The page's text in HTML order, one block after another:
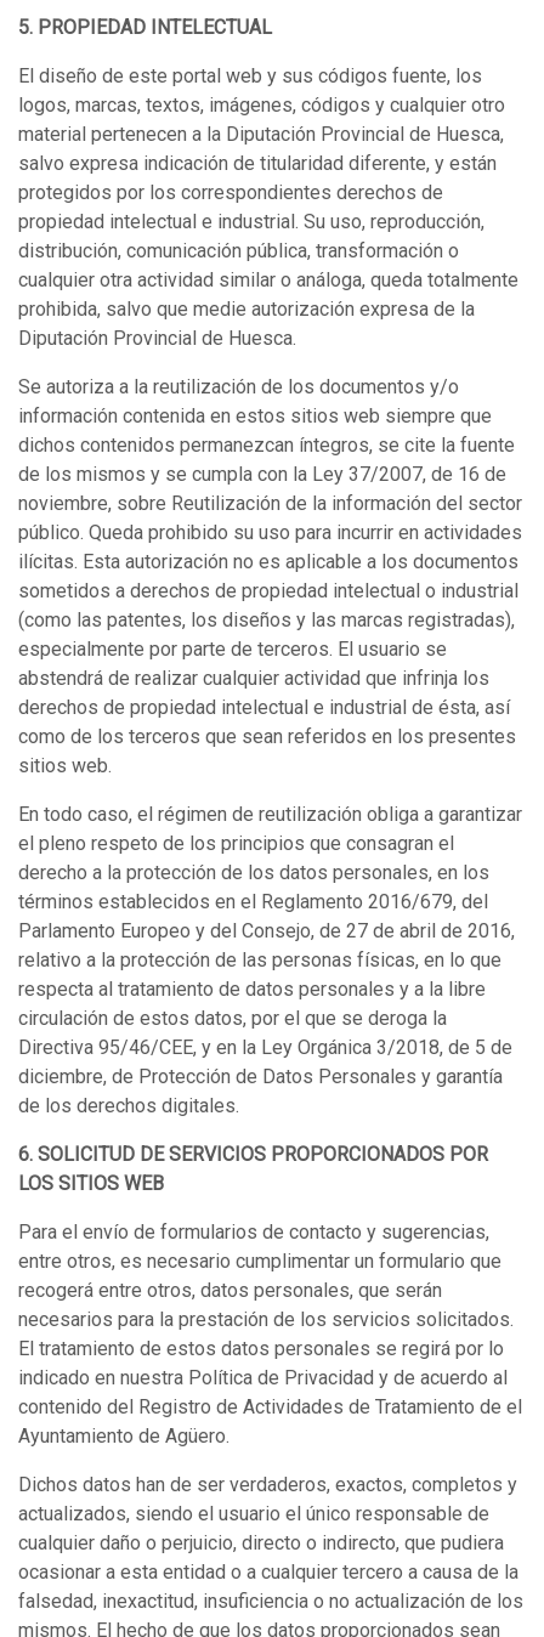
5. PROPIEDAD INTELECTUAL
El diseño de este portal web y sus códigos fuente, los
logos, marcas, textos, imágenes, códigos y cualquier otro
material pertenecen a la Diputación Provincial de Huesca,
salvo expresa indicación de titularidad diferente, y están
protegidos por los correspondientes derechos de
propiedad intelectual e industrial. Su uso, reproducción,
distribución, comunicación pública, transformación o
cualquier otra actividad similar o análoga, queda totalmente
prohibida, salvo que medie autorización expresa de la
Diputación Provincial de Huesca.
Se autoriza a la reutilización de los documentos y/o
información contenida en estos sitios web siempre que
dichos contenidos permanezcan íntegros, se cite la fuente
de los mismos y se cumpla con la Ley 37/2007, de 16 de
noviembre, sobre Reutilización de la información del sector
público. Queda prohibido su uso para incurrir en actividades
ilícitas. Esta autorización no es aplicable a los documentos
sometidos a derechos de propiedad intelectual o industrial
(como las patentes, los diseños y las marcas registradas),
especialmente por parte de terceros. El usuario se
abstendrá de realizar cualquier actividad que infrinja los
derechos de propiedad intelectual e industrial de ésta, así
como de los terceros que sean referidos en los presentes
sitios web.
En todo caso, el régimen de reutilización obliga a garantizar
el pleno respeto de los principios que consagran el
derecho a la protección de los datos personales, en los
términos establecidos en el Reglamento 2016/679, del
Parlamento Europeo y del Consejo, de 27 de abril de 2016,
relativo a la protección de las personas físicas, en lo que
respecta al tratamiento de datos personales y a la libre
circulación de estos datos, por el que se deroga la
Directiva 95/46/CEE, y en la Ley Orgánica 3/2018, de 5 de
diciembre, de Protección de Datos Personales y garantía
de los derechos digitales.
6. SOLICITUD DE SERVICIOS PROPORCIONADOS POR
LOS SITIOS WEB
Para el envío de formularios de contacto y sugerencias,
entre otros, es necesario cumplimentar un formulario que
recogerá entre otros, datos personales, que serán
necesarios para la prestación de los servicios solicitados.
El tratamiento de estos datos personales se regirá por lo
indicado en nuestra Política de Privacidad y de acuerdo al
contenido del Registro de Actividades de Tratamiento de el
Ayuntamiento de Agüero.
Dichos datos han de ser verdaderos, exactos, completos y
actualizados, siendo el usuario el único responsable de
cualquier daño o perjuicio, directo o indirecto, que pudiera
ocasionar a esta entidad o a cualquier tercero a causa de la
falsedad, inexactitud, insuficiencia o no actualización de los
mismos. El hecho de que los datos proporcionados sean